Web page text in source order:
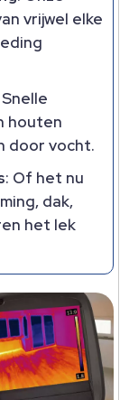
vrijwel elke
Snelle
houten
door vocht.​
: Of het nu
dak,
het lek